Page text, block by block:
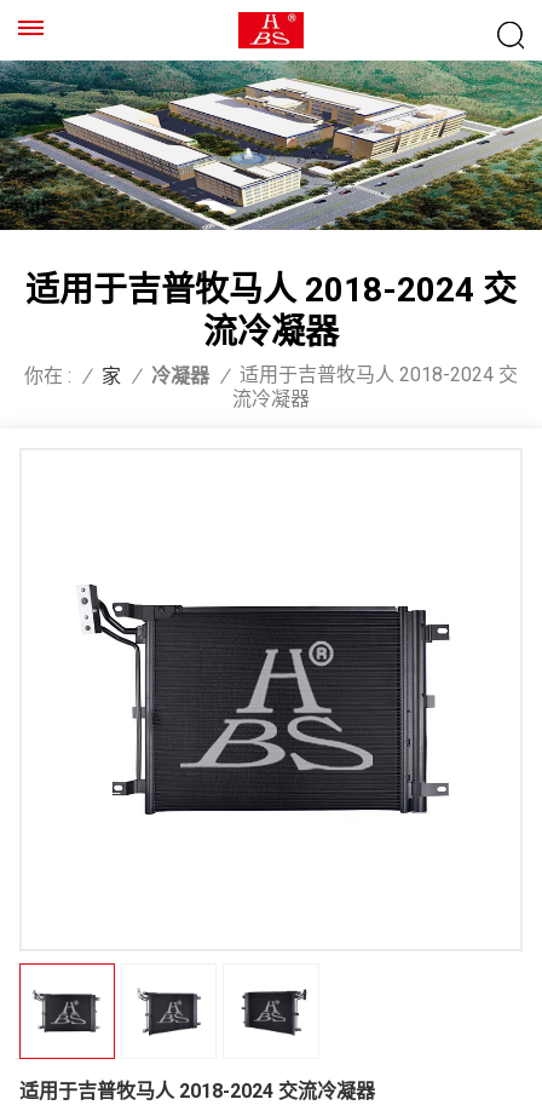
适用于吉普牧马人 2018-2024 交
流冷凝器
你在 : / 家 / 冷凝器 / 适用于吉普牧马人 2018-2024 交
流冷凝器
适用于吉普牧马人 2018-2024 交流冷凝器